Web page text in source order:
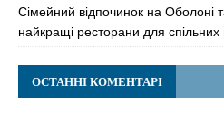
Сімейний відпочинок на Оболоні
найкращі ресторани для
ОСТАННІ КОМЕНТАРІ